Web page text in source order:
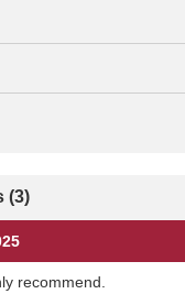
(3)
recommend.